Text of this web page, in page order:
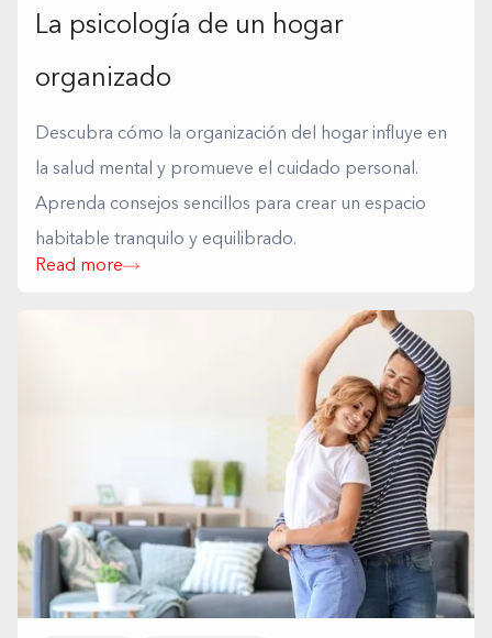
La psicología de un hogar
organizado
Descubra cómo la organización del hogar influye en
la salud mental y promueve el cuidado personal.
Aprenda consejos sencillos para crear un espacio
habitable tranquilo y equilibrado.
Read more